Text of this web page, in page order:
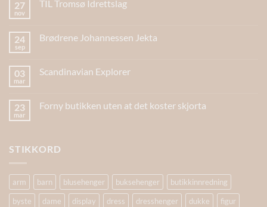
27
nov
TIL Tromsø Idrettslag
24
sep
Brødrene Johannessen Jekta
03
mar
Scandinavian Explorer
23
mar
Forny butikken uten at det koster skjorta
STIKKORD
arm barn blusehenger buksehenger
butikkinnredning
byste
dame display dress dresshenger dukke
figur